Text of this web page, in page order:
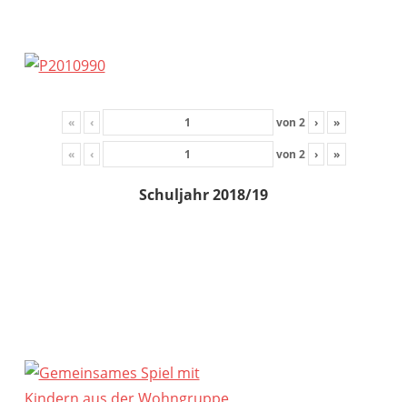
« ‹ von 2 › »
« ‹ von 2 › »
Schuljahr 2018/19